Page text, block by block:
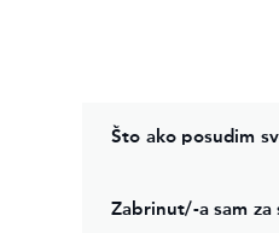
Što ako posudim
Zabrinut/-a sam